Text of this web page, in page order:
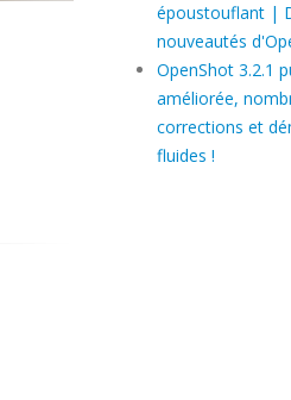
époustouflant |
nouveautés
OpenShot 3.2.1
améliorée,
corrections et
fluides !